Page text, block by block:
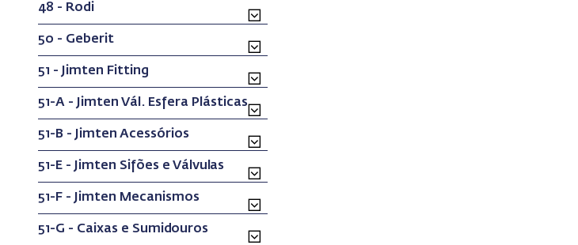
48 - Rodi
50 - Geberit
51 - Jimten Fitting
51-A - Jimten Vál. Esfera Plásticas
51-B - Jimten Acessórios
51-E - Jimten Sifões e Válvulas
51-F - Jimten Mecanismos
51-G - Caixas e Sumidouros